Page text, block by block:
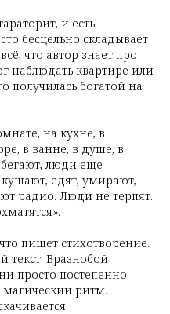
и есть
бесцельно складывает
что автор знает про
наблюдать квартире или
получилась богатой на
на кухне, в
в ванне, в душе, в
люди еще
кушают, едят, умирают,
радио. Люди не терпят.
пишет стихотворение.
текст. Вразнобой
просто постепенно
магический ритм.